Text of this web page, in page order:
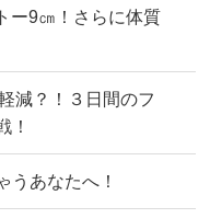
ー9㎝！さらに体質
減？！３日間のフ
！
うあなたへ！